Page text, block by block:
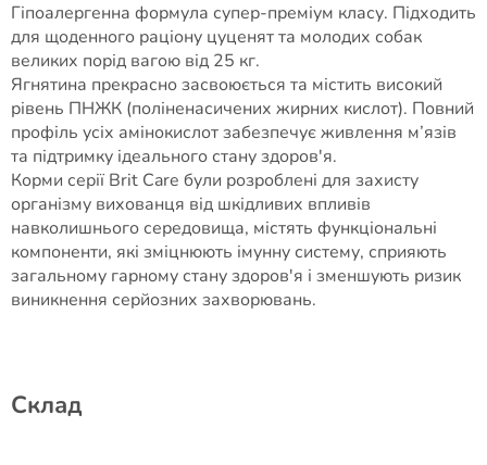
Гіпоалергенна формула супер-преміум класу. Підходить
для щоденного раціону цуценят та молодих собак
великих порід вагою від 25 кг.
Ягнятина прекрасно засвоюється та містить високий
рівень ПНЖК (поліненасичених жирних кислот). Повний
профіль усіх амінокислот забезпечує живлення м’язів
та підтримку ідеального стану здоров'я.
Корми серії Brit Care були розроблені для захисту
організму вихованця від шкідливих впливів
навколишнього середовища, містять функціональні
компоненти, які зміцнюють імунну систему, сприяють
загальному гарному стану здоров'я і зменшують ризик
виникнення серйозних захворювань.
Cклад